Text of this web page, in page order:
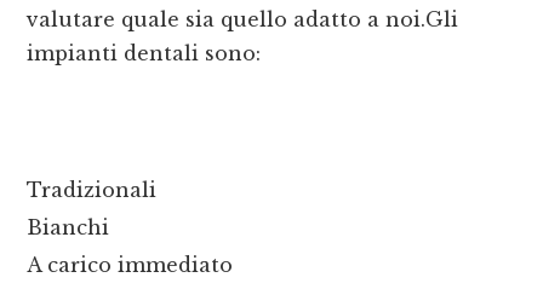
valutare quale sia quello adatto a noi.Gli
impianti dentali sono:
Tradizionali
Bianchi
A carico immediato